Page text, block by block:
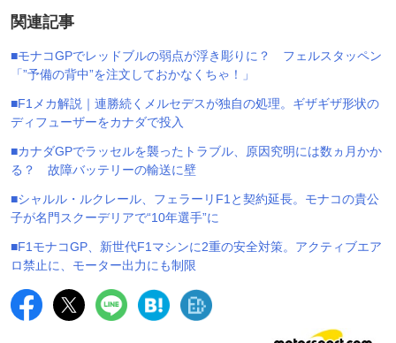
関連記事
■モナコGPでレッドブルの弱点が浮き彫りに？ フェルスタッペン
「”予備の背中”を注文しておかなくちゃ！」
■F1メカ解説｜連勝続くメルセデスが独自の処理。ギザギザ形状の
ディフューザーをカナダで投入
■カナダGPでラッセルを襲ったトラブル、原因究明には数ヵ月かか
る？ 故障バッテリーの輸送に壁
■シャルル・ルクレール、フェラーリF1と契約延長。モナコの貴公
子が名門スクーデリアで“10年選手”に
■F1モナコGP、新世代F1マシンに2重の安全対策。アクティブエア
ロ禁止に、モーター出力にも制限